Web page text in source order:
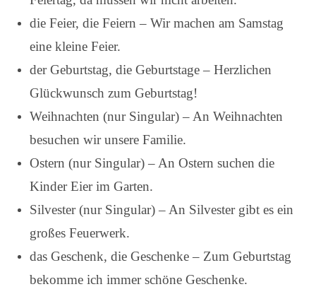
die Feier, die Feiern – Wir machen am Samstag
eine kleine Feier.
der Geburtstag, die Geburtstage – Herzlichen
Glückwunsch zum Geburtstag!
Weihnachten (nur Singular) – An Weihnachten
besuchen wir unsere Familie.
Ostern (nur Singular) – An Ostern suchen die
Kinder Eier im Garten.
Silvester (nur Singular) – An Silvester gibt es ein
großes Feuerwerk.
das Geschenk, die Geschenke – Zum Geburtstag
bekomme ich immer schöne Geschenke.